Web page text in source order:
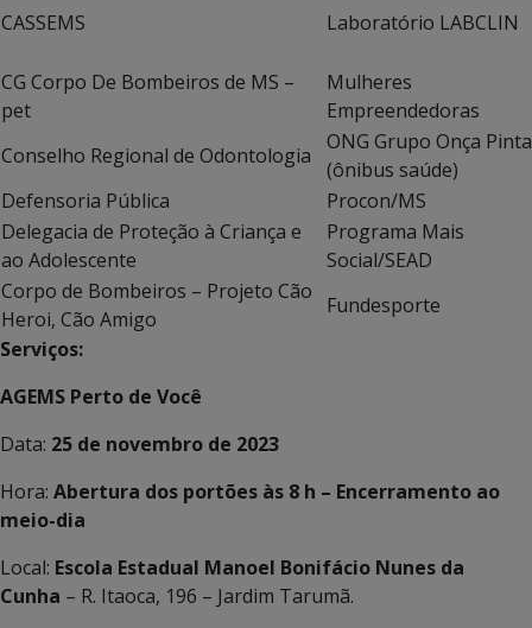
CASSEMS Laboratório LABCLIN
CG Corpo De Bombeiros de MS –
pet
Mulheres
Empreendedoras
Conselho Regional de Odontologia
ONG Grupo Onça
(ônibus saúde)
Defensoria Pública
Procon/MS
Delegacia de Proteção à Criança e
ao Adolescente
Programa Mais
Social/SEAD
Corpo de Bombeiros – Projeto Cão
Heroi, Cão Amigo
Fundesporte
Serviços:
AGEMS Perto de Você
Data: 25 de novembro de 2023
Hora: Abertura dos portões às 8 h – Encerramento ao
meio-dia
Local: Escola Estadual Manoel Bonifácio Nunes da
Cunha – R. Itaoca, 196 – Jardim Tarumã.